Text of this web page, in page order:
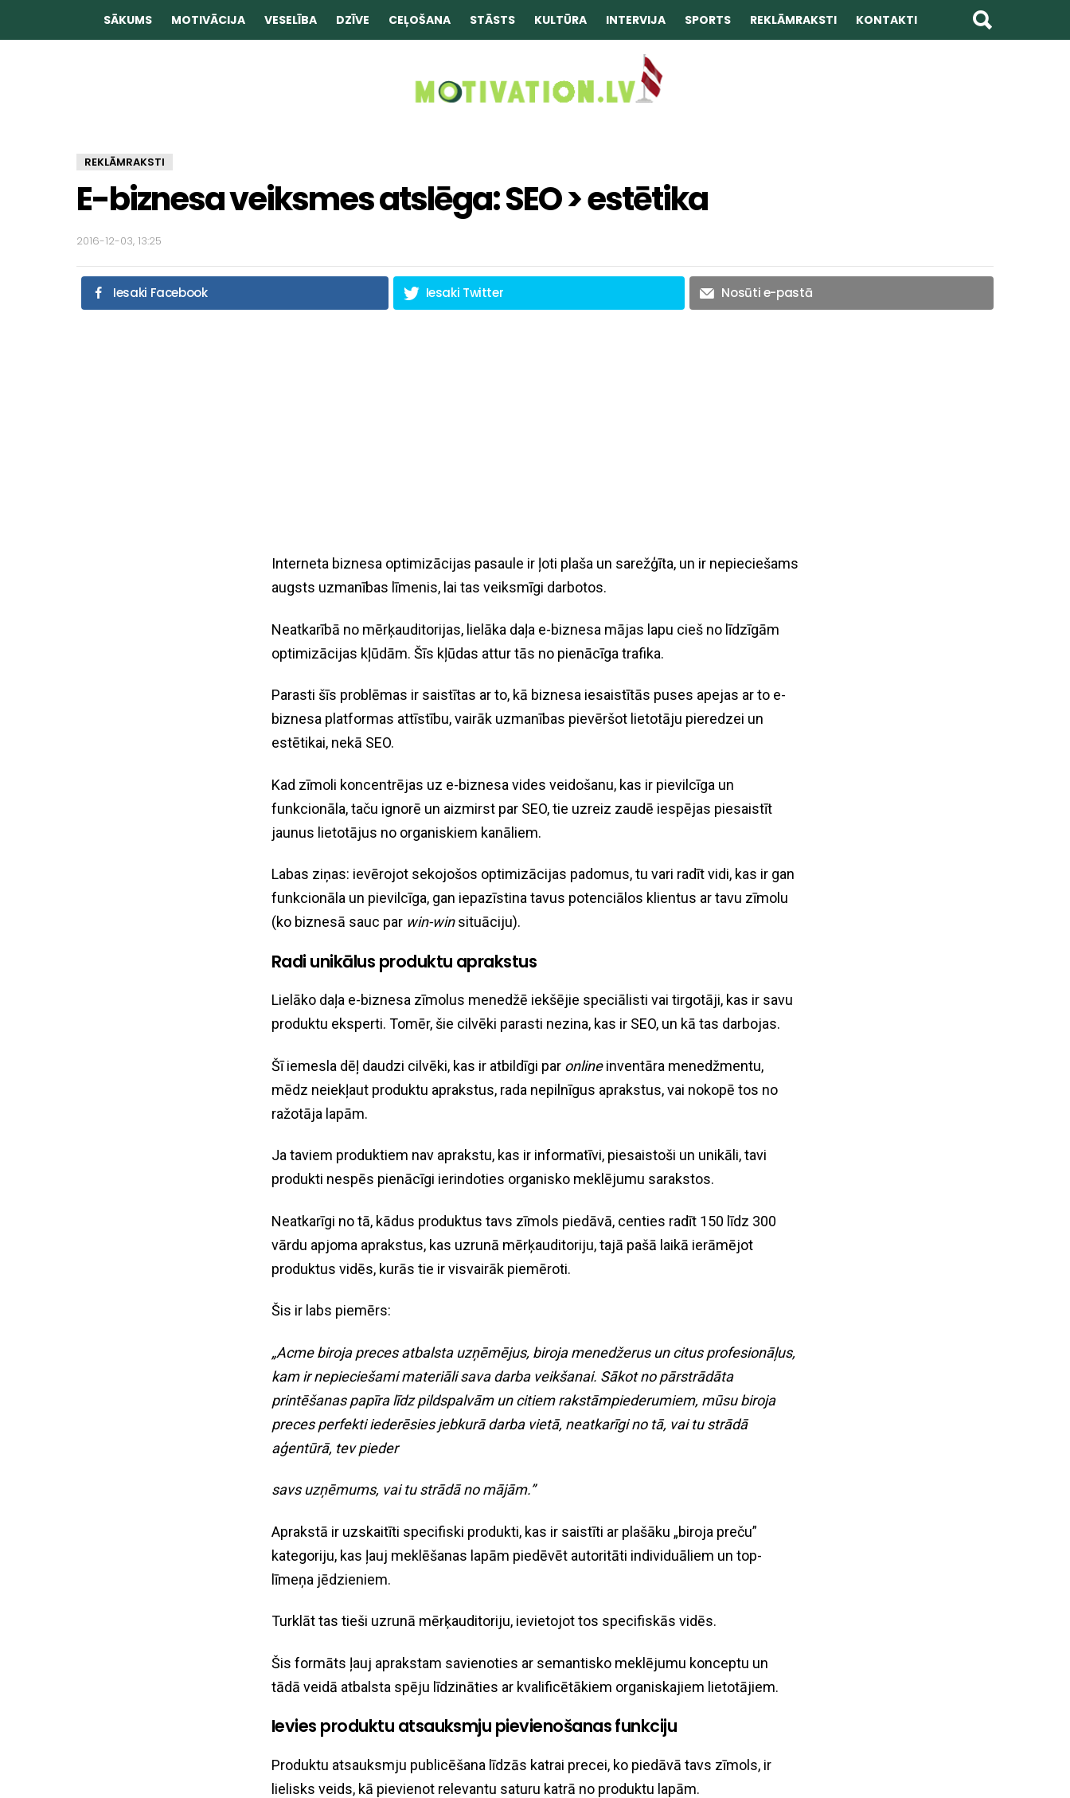
SĀKUMS MOTIVĀCIJA VESELĪBA DZĪVE CEĻOŠANA STĀSTS KULTŪRA INTERVIJA SPORTS REKLĀMRAKSTI KONTAKTI
REKLĀMRAKSTI
E-biznesa veiksmes atslēga: SEO > estētika
2016-12-03, 13:25
Iesaki Facebook Iesaki Twitter Nosūti e-pastā
Interneta biznesa optimizācijas pasaule ir ļoti plaša un sarežģīta, un ir nepieciešams
augsts uzmanības līmenis, lai tas veiksmīgi darbotos.
Neatkarībā no mērķauditorijas, lielāka daļa e-biznesa mājas lapu cieš no līdzīgām
optimizācijas kļūdām. Šīs kļūdas attur tās no pienācīga trafika.
Parasti šīs problēmas ir saistītas ar to, kā biznesa iesaistītās puses apejas ar to e-
biznesa platformas attīstību, vairāk uzmanības pievēršot lietotāju pieredzei un
estētikai, nekā SEO.
Kad zīmoli koncentrējas uz e-biznesa vides veidošanu, kas ir pievilcīga un
funkcionāla, taču ignorē un aizmirst par SEO, tie uzreiz zaudē iespējas piesaistīt
jaunus lietotājus no organiskiem kanāliem.
Labas ziņas: ievērojot sekojošos optimizācijas padomus, tu vari radīt vidi, kas ir gan
funkcionāla un pievilcīga, gan iepazīstina tavus potenciālos klientus ar tavu zīmolu
(ko biznesā sauc par win-winsituāciju).
Radi unikālus produktu aprakstus
Lielāko daļa e-biznesa zīmolus menedžē iekšējie speciālisti vai tirgotāji, kas ir savu
produktu eksperti. Tomēr, šie cilvēki parasti nezina, kas ir SEO, un kā tas darbojas.
Šī iemesla dēļ daudzi cilvēki, kas ir atbildīgi par onlineinventāra menedžmentu,
mēdz neiekļaut produktu aprakstus, rada nepilnīgus aprakstus, vai nokopē tos no
ražotāja lapām.
Ja taviem produktiem nav aprakstu, kas ir informatīvi, piesaistoši un unikāli, tavi
produkti nespēs pienācīgi ierindoties organisko meklējumu sarakstos.
Neatkarīgi no tā, kādus produktus tavs zīmols piedāvā, centies radīt 150 līdz 300
vārdu apjoma aprakstus, kas uzrunā mērķauditoriju, tajā pašā laikā ierāmējot
produktus vidēs, kurās tie ir visvairāk piemēroti.
Šis ir labs piemērs:
„Acme biroja preces atbalsta uzņēmējus, biroja menedžerus un citus profesionāļus,
kam ir nepieciešami materiāli sava darba veikšanai. Sākot no pārstrādāta
printēšanas papīra līdz pildspalvām un citiem rakstāmpiederumiem, mūsu biroja
preces perfekti iederēsies jebkurā darba vietā, neatkarīgi no tā, vai tu strādā
aģentūrā, tev pieder
savs uzņēmums, vai tu strādā no mājām.”
Aprakstā ir uzskaitīti specifiski produkti, kas ir saistīti ar plašāku „biroja preču”
kategoriju, kas ļauj meklēšanas lapām piedēvēt autoritāti individuāliem un top-
līmeņa jēdzieniem.
Turklāt tas tieši uzrunā mērķauditoriju, ievietojot tos specifiskās vidēs.
Šis formāts ļauj aprakstam savienoties ar semantisko meklējumu konceptu un
tādā veidā atbalsta spēju līdzināties ar kvalificētākiem organiskajiem lietotājiem.
Ievies produktu atsauksmju pievienošanas funkciju
Produktu atsauksmju publicēšana līdzās katrai precei, ko piedāvā tavs zīmols, ir
lielisks veids, kā pievienot relevantu saturu katrā no produktu lapām.